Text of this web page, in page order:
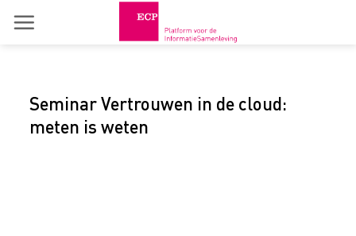
Seminar Vertrouwen in de cloud:
meten is weten